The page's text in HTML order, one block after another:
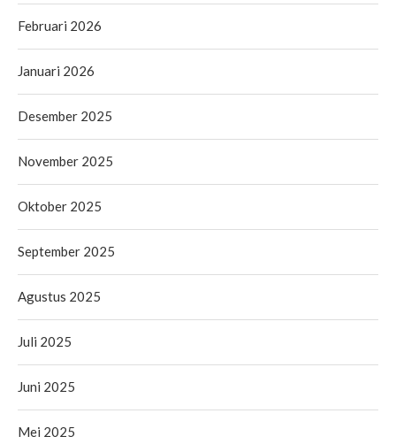
Februari 2026
Januari 2026
Desember 2025
November 2025
Oktober 2025
September 2025
Agustus 2025
Juli 2025
Juni 2025
Mei 2025